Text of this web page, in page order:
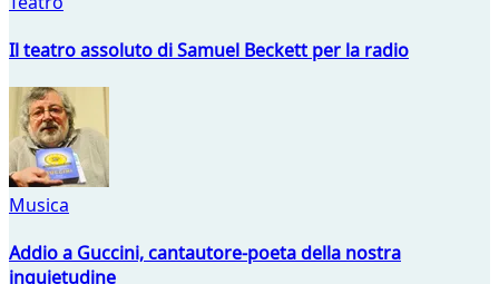
Il teatro assoluto di Samuel Beckett per la radio
Musica
Addio a Guccini, cantautore-poeta della nostra
inquietudine